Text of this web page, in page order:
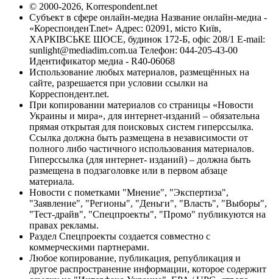
© 2000-2026, Korrespondent.net
Субъект в сфере онлайн-медиа Название онлайн-медиа -
«КореспонденТ.net» Адрес: 02091, місто Київ,
ХАРКІВСЬКЕ ШОСЕ, будинок 172-Б, офіс 208/1 E-mail:
sunlight@mediadim.com.ua Телефон: 044-205-43-00
Идентификатор медиа - R40-06068
Использование любых материалов, размещённых на
сайте, разрешается при условии ссылки на
Корреспондент.net.
При копировании материалов со страницы «Новости
Украины и мира», для интернет-изданий – обязательна
прямая открытая для поисковых систем гиперссылка.
Ссылка должна быть размещена в независимости от
полного либо частичного использования материалов.
Гиперссылка (для интернет- изданий) – должна быть
размещена в подзаголовке или в первом абзаце
материала.
Новости с пометками "Мнение", "Экспертиза",
"Заявление", "Регионы", "Деньги", "Власть", "Выборы",
"Тест-драйв", "Спецпроекты", "Промо" публикуются на
правах рекламы.
Раздел Спецпроекты создается совместно с
коммерческими партнерами.
Любое копирование, публикация, републикация и
другое распространение информации, которое содержит